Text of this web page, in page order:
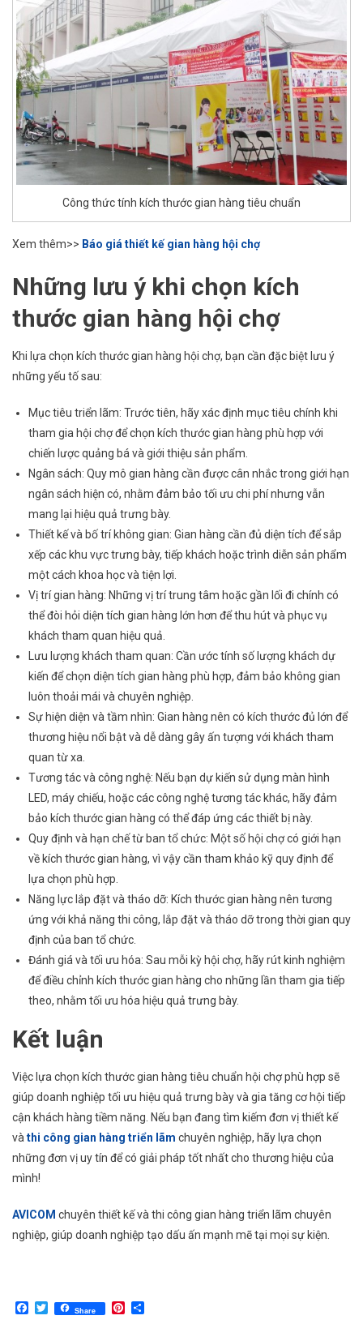
Công thức tính kích thước gian hàng tiêu chuẩn
Xem thêm>> Báo giá thiết kế gian hàng hội chợ
Những lưu ý khi chọn kích
thước gian hàng hội chợ
Khi lựa chọn kích thước gian hàng hội chợ, bạn cần đặc biệt lưu ý
những yếu tố sau:
Mục tiêu triển lãm: Trước tiên, hãy xác định mục tiêu chính khi
tham gia hội chợ để chọn kích thước gian hàng phù hợp với
chiến lược quảng bá và giới thiệu sản phẩm.
Ngân sách: Quy mô gian hàng cần được cân nhắc trong giới hạn
ngân sách hiện có, nhằm đảm bảo tối ưu chi phí nhưng vẫn
mang lại hiệu quả trưng bày.
Thiết kế và bố trí không gian: Gian hàng cần đủ diện tích để sắp
xếp các khu vực trưng bày, tiếp khách hoặc trình diễn sản phẩm
một cách khoa học và tiện lợi.
Vị trí gian hàng: Những vị trí trung tâm hoặc gần lối đi chính có
thể đòi hỏi diện tích gian hàng lớn hơn để thu hút và phục vụ
khách tham quan hiệu quả.
Lưu lượng khách tham quan: Cần ước tính số lượng khách dự
kiến để chọn diện tích gian hàng phù hợp, đảm bảo không gian
luôn thoải mái và chuyên nghiệp.
Sự hiện diện và tầm nhìn: Gian hàng nên có kích thước đủ lớn để
thương hiệu nổi bật và dễ dàng gây ấn tượng với khách tham
quan từ xa.
Tương tác và công nghệ: Nếu bạn dự kiến sử dụng màn hình
LED, máy chiếu, hoặc các công nghệ tương tác khác, hãy đảm
bảo kích thước gian hàng có thể đáp ứng các thiết bị này.
Quy định và hạn chế từ ban tổ chức: Một số hội chợ có giới hạn
về kích thước gian hàng, vì vậy cần tham khảo kỹ quy định để
lựa chọn phù hợp.
Năng lực lắp đặt và tháo dỡ: Kích thước gian hàng nên tương
ứng với khả năng thi công, lắp đặt và tháo dỡ trong thời gian quy
định của ban tổ chức.
Đánh giá và tối ưu hóa: Sau mỗi kỳ hội chợ, hãy rút kinh nghiệm
để điều chỉnh kích thước gian hàng cho những lần tham gia tiếp
theo, nhằm tối ưu hóa hiệu quả trưng bày.
Kết luận
Việc lựa chọn kích thước gian hàng tiêu chuẩn hội chợ phù hợp sẽ
giúp doanh nghiệp tối ưu hiệu quả trưng bày và gia tăng cơ hội tiếp
cận khách hàng tiềm năng. Nếu bạn đang tìm kiếm đơn vị thiết kế
và thi công gian hàng triển lãm chuyên nghiệp, hãy lựa chọn
những đơn vị uy tín để có giải pháp tốt nhất cho thương hiệu của
mình!
AVICOM chuyên thiết kế và thi công gian hàng triển lãm chuyên
nghiệp, giúp doanh nghiệp tạo dấu ấn mạnh mẽ tại mọi sự kiện.
Facebook
Twitter
Share Pinterest